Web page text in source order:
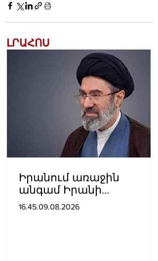
ԼՐԱՀՈՍ
Իրանում առաջին
անգամ Իրանի
գերագույն առաջնորդի
16.45.09.08.2026